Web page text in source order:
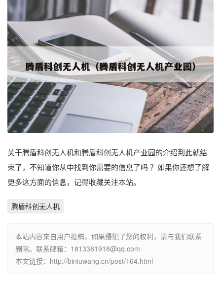
关于腾盾科创无人机和腾盾科创无人机产业园的介绍到此就结
束了，不知道你从中找到你需要的信息了吗 ？如果你还想了解
更多这方面的信息，记得收藏关注本站。
腾盾科创无人机
本站内容来自用户投稿，如果侵犯了您的权利，请与我们联系
删除。联系邮箱：1813381918@qq.com
本文链接：http://biniuwang.cn/post/164.html